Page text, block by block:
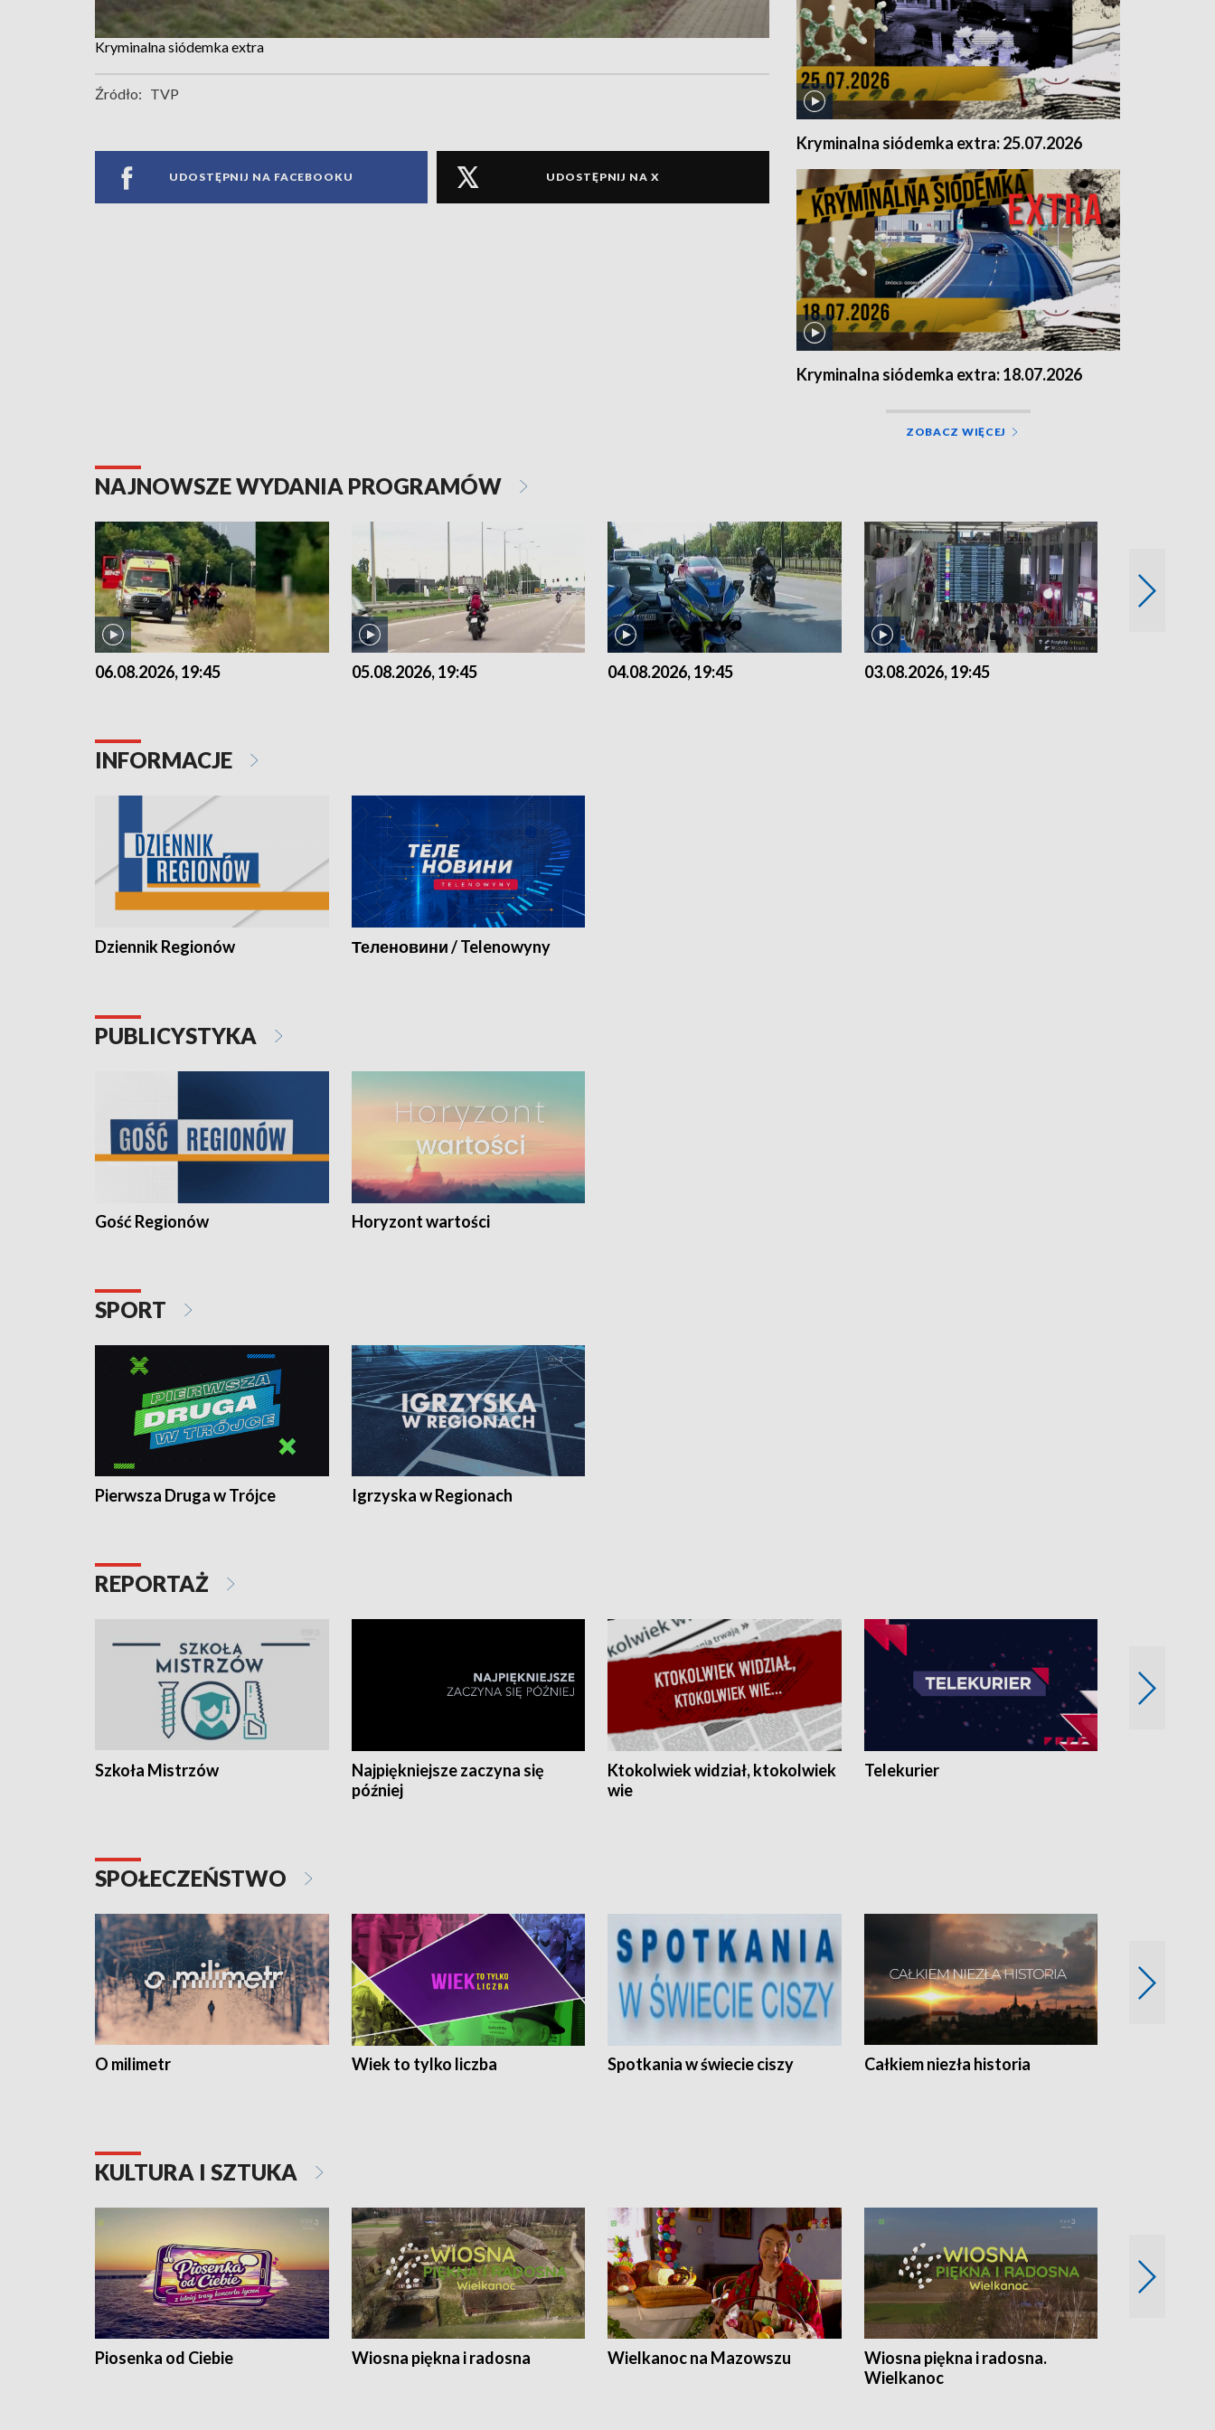
Kryminalna siódemka extra
Źródło: TVP
UDOSTĘPNIJ NA FACEBOOKU UDOSTĘPNIJ NA X
Kryminalna siódemka extra: 25.07.2026
Kryminalna siódemka extra: 18.07.2026
ZOBACZ WIĘCEJ
NAJNOWSZE WYDANIA PROGRAMÓW
06.08.2026, 19:45 05.08.2026, 19:45 04.08.2026, 19:45 03.08.2026, 19:45
INFORMACJE
Dziennik Regionów Теленовини / Telenowyny
PUBLICYSTYKA
Gość Regionów Horyzont wartości
SPORT
Pierwsza Druga w Trójce Igrzyska w Regionach
REPORTAŻ
Szkoła Mistrzów
Najpiękniejsze zaczyna się
później
Ktokolwiek widział, ktokolwiek
wie
Telekurier
SPOŁECZEŃSTWO
O milimetr Wiek to tylko liczba Spotkania w świecie ciszy Całkiem niezła historia
KULTURA I SZTUKA
Piosenka od Ciebie Wiosna piękna i radosna Wielkanoc na Mazowszu
Wiosna piękna i radosna.
Wielkanoc